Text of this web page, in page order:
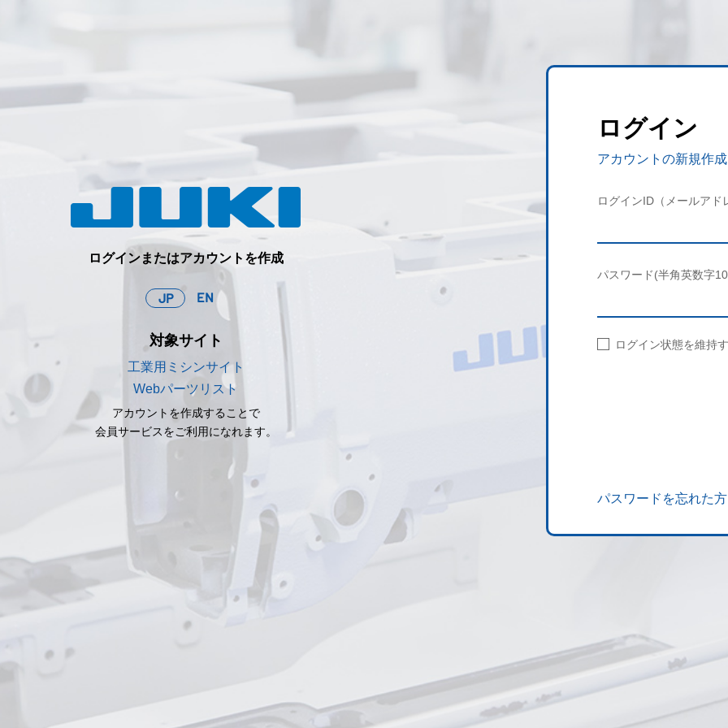
ログインまたはアカウントを作成
JP EN
対象サイト
工業用ミシンサイト
Webパーツリスト
アカウントを作成することで
会員サービスをご利用になれます。
ログイン
アカウントの新規作
ログインID（メールアド
パスワード(半角英数字
ログイン状態を維持
パスワードを忘れた